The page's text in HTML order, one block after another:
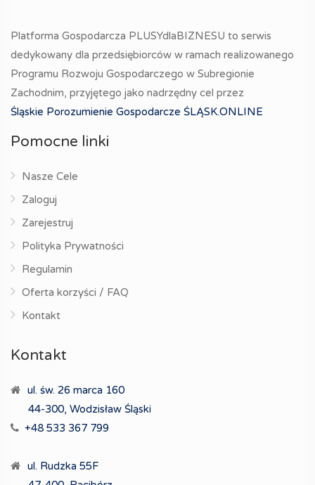
Platforma Gospodarcza PLUSYdlaBIZNESU to serwis
dedykowany dla przedsiębiorców w ramach realizowanego
Programu Rozwoju Gospodarczego w Subregionie
Zachodnim, przyjętego jako nadrzędny cel przez
Śląskie Porozumienie Gospodarcze ŚLĄSK.ONLINE
Pomocne linki
Nasze Cele
Zaloguj
Zarejestruj
Polityka Prywatności
Regulamin
Oferta korzyści / FAQ
Kontakt
Kontakt
ul. św. 26 marca 160
44-300, Wodzisław Śląski
+48 533 367 799
ul. Rudzka 55F